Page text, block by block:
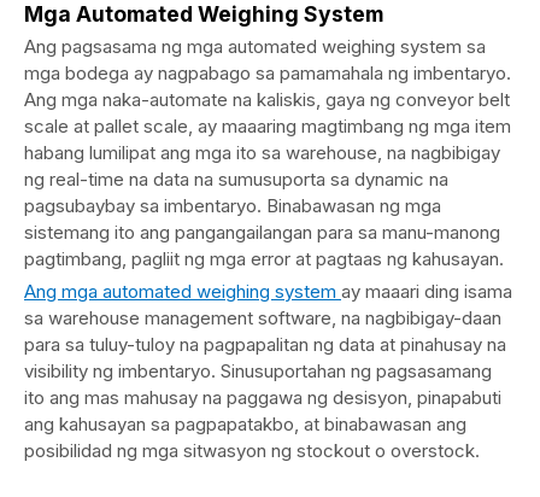
Mga Automated Weighing System
Ang pagsasama ng mga automated weighing system sa
mga bodega ay nagpabago sa pamamahala ng imbentaryo.
Ang mga naka-automate na kaliskis, gaya ng conveyor belt
scale at pallet scale, ay maaaring magtimbang ng mga item
habang lumilipat ang mga ito sa warehouse, na nagbibigay
ng real-time na data na sumusuporta sa dynamic na
pagsubaybay sa imbentaryo. Binabawasan ng mga
sistemang ito ang pangangailangan para sa manu-manong
pagtimbang, pagliit ng mga error at pagtaas ng kahusayan.
Ang mga automated weighing system ay maaari ding isama
sa warehouse management software, na nagbibigay-daan
para sa tuluy-tuloy na pagpapalitan ng data at pinahusay na
visibility ng imbentaryo. Sinusuportahan ng pagsasamang
ito ang mas mahusay na paggawa ng desisyon, pinapabuti
ang kahusayan sa pagpapatakbo, at binabawasan ang
posibilidad ng mga sitwasyon ng stockout o overstock.